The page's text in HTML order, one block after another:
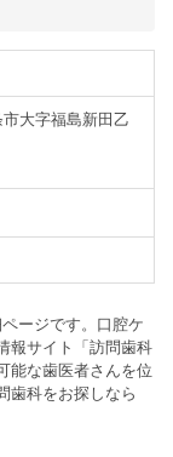
大字福島新田乙
ージです。口腔ケ
報サイト「訪問歯科
能な歯医者さんを位
歯科をお探しなら